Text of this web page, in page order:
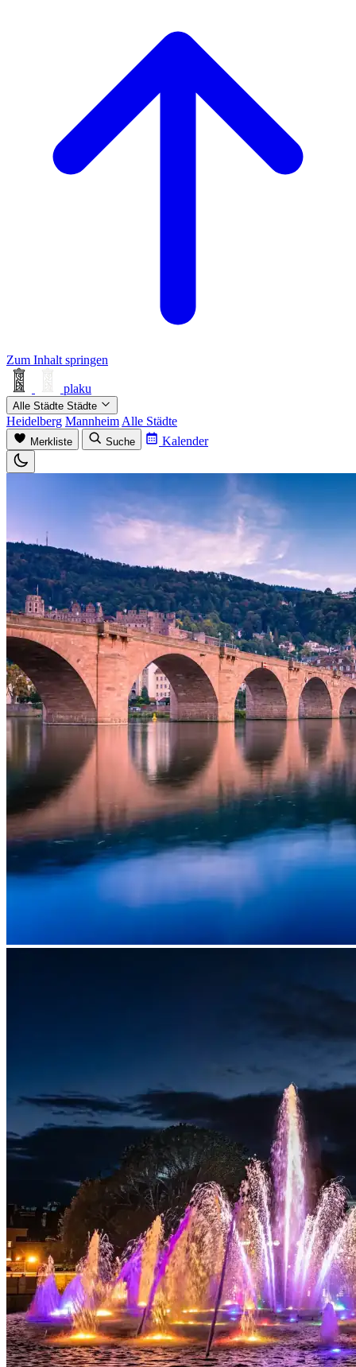
Zum Inhalt springen
plaku
Alle Städte Städte
Heidelberg Mannheim Alle Städte
Merkliste Suche Kalender